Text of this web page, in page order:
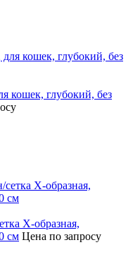
кошек, глубокий, без
X-образная,
см Цена по запросу